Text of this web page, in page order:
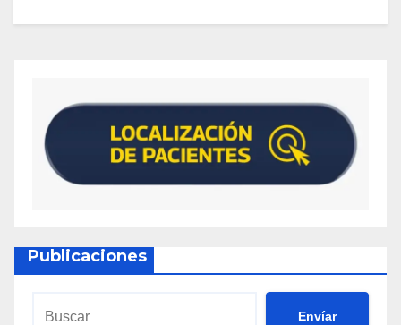
Publicaciones
Envíar